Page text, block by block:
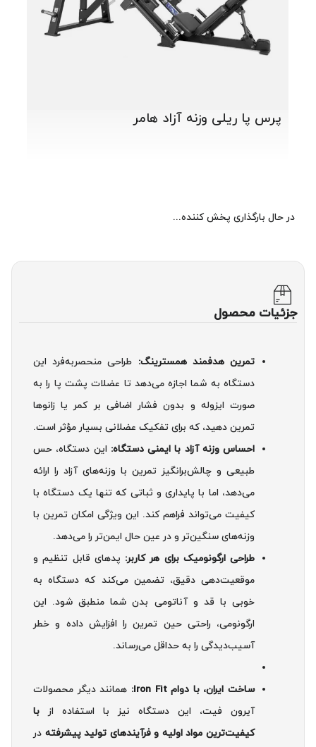
پرس پا ریلی وزنه آزاد هامر
در حال بارگذاری پخش کننده...
جزئیات محصول
تمرین هدفمند همسترینگ: طراحی منحصربه‌فرد این
دستگاه به شما اجازه می‌دهد تا عضلات پشت پا را به
صورت ایزوله و بدون فشار اضافی بر کمر یا زانوها
تمرین دهید، که برای تفکیک عضلانی بسیار مؤثر است.
احساس وزنه آزاد با ایمنی دستگاه: این دستگاه، حس
طبیعی و چالش‌برانگیز تمرین با وزنه‌های آزاد را ارائه
می‌دهد، اما با پایداری و ثباتی که تنها یک دستگاه با
کیفیت می‌تواند فراهم کند. این ویژگی امکان تمرین با
وزنه‌های سنگین‌تر و در عین حال ایمن‌تر را می‌دهد.
طراحی ارگونومیک برای هر کاربر: پدهای قابل تنظیم و
موقعیت‌دهی دقیق، تضمین می‌کند که دستگاه به
خوبی با قد و آناتومی بدن شما منطبق شود. این
ارگونومی، راحتی حین تمرین را افزایش داده و خطر
آسیب‌دیدگی را به حداقل می‌رساند.
ساخت ایران، با دوام Iron Fit:
همانند دیگر محصولات
آیرون فیت، این دستگاه نیز با استفاده از با
کیفیت‌ترین مواد اولیه و فرآیندهای تولید پیشرفته در